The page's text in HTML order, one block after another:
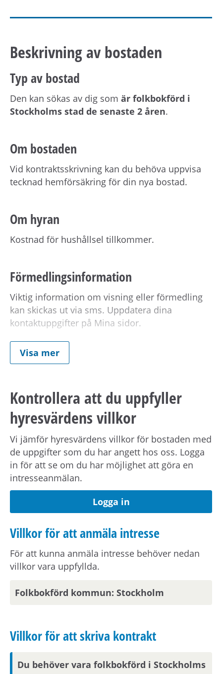
Beskrivning av bostaden
Typ av bostad
Den kan sökas av dig som är folkbokförd i
Stockholms stad de senaste 2 åren.
Om bostaden
Vid kontraktsskrivning kan du behöva uppvisa
tecknad hemförsäkring för din nya bostad.
Om hyran
Kostnad för hushållsel tillkommer.
Förmedlingsinformation
Viktig information om visning eller förmedling
kan skickas ut via sms. Uppdatera dina
kontaktuppgifter på Mina sidor.
Om hyresvärden har villkor om antal
medboende och eventuella barn.
Observera att om inflyttningsdatumet infaller på
en helgdag eller en röd dag sker inflyttning
nästkommande vardag.
behöver du visa att din arbetsplats ligger inom
pendlingsavstånd från bostaden.
Visningsinformation
Om du är en av dem som blir aktuell för en
eller få ny kompletterande information i form av
sidor samt skickas på mejl om du har fyllt i en
personuppgifter får du endast visningsinbjudan
Visa mer
Kontrollera att du uppfyller
hyresvärdens villkor
Vi jämför hyresvärdens villkor för bostaden med
de uppgifter som du har angett hos oss. Logga
in för att se om du har möjlighet att göra en
intresseanmälan.
Logga in
Villkor för att anmäla intresse
För att kunna anmäla intresse behöver nedan
villkor vara uppfyllda.
Folkbokförd kommun: Stockholm
Villkor för att skriva kontrakt
Du behöver vara folkbokförd i Stockholms